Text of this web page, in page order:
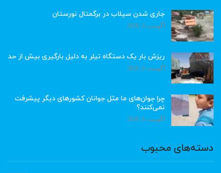
جاری شدن سیلاب در برگمتال نورستان
آگوست 6, 2026
ریزش بار یک دستگاه تیلر به دلیل بارگیری بیش از حد
آگوست 6, 2026
چرا جوان‌های ما مثل جوانان کشورهای دیگر پیشرفت
نمی‌کنند؟
آگوست 6, 2026
دسته‌های محبوب